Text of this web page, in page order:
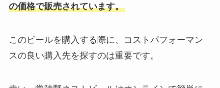
の価格で販売されています。
このビールを購入する際に、コストパフォーマン
スの良い購入先を探すのは重要です。